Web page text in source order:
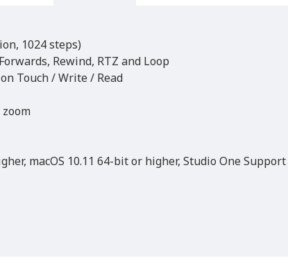
1024 steps)
Rewind, RTZ and Loop
Touch / Write / Read
macOS 10.11 64-bit or higher, Studio One